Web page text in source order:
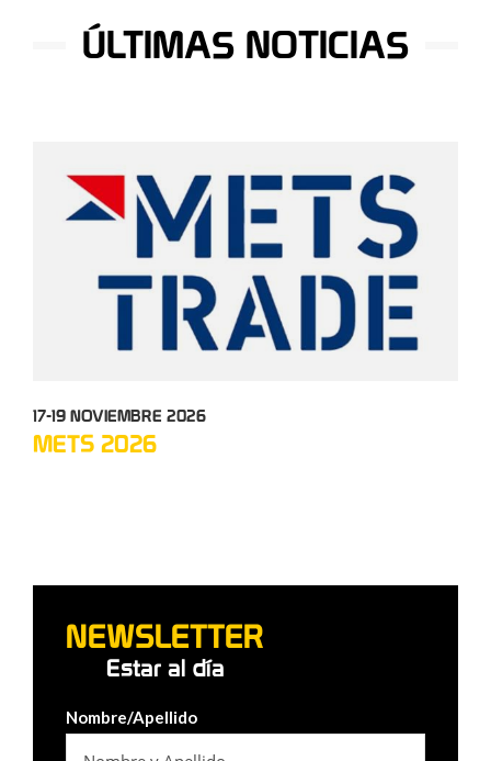
ÚLTIMAS NOTICIAS
17-19 NOVIEMBRE 2026
METS 2026
NEWSLETTER
Estar al día
Nombre/Apellido